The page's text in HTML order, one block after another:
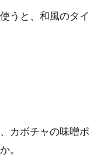
うと、和風のタイ
カボチャの味噌ポ
。